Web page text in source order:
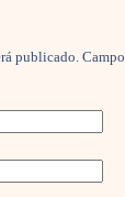
publicado.